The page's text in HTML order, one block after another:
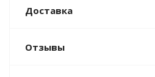
Доставка
Отзывы